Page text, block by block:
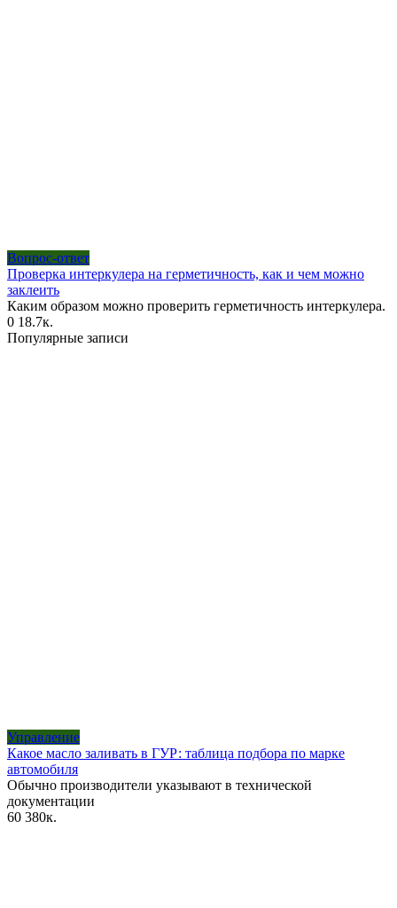
Вопрос-ответ
Проверка интеркулера на герметичность, как и чем можно
заклеить
Каким образом можно проверить герметичность интеркулера.
0 18.7к.
Популярные записи
Управление
Какое масло заливать в ГУР: таблица подбора по марке
автомобиля
Обычно производители указывают в технической
документации
60 380к.